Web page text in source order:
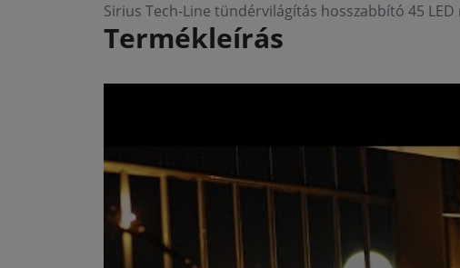
Sirius Tech-Line tündérvilágítás hosszabbító 45
Termékleírás